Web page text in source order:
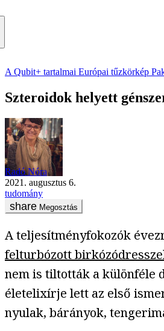
A Qubit+ tartalmai Európai tűzkörkép
Szteroidok helyett
Radó Nóra
2021. augusztus 6.
tudomány
Megosztás
A teljesítményfokozók
felturbózott
nem is tiltották a különféle
életelixírje lett az első
nyulak, bárányok,